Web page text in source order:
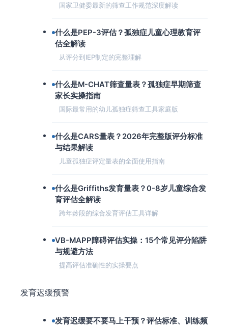
国家卫健委最新的筛查工作规范深度解读
什么是PEP-3评估？孤独症儿童心理教育评
估全解读
从评分到IEP制定的完整理解
什么是M-CHAT筛查量表？孤独症早期筛查
家长实操指南
国际最常用的幼儿孤独症筛查工具家庭版
什么是CARS量表？2026年完整版评分标准
与结果解读
儿童孤独症评定量表的全面使用指南
什么是Griffiths发育量表？0-8岁儿童综合发
育评估全解读
跨年龄段的综合发育评估工具详解
VB-MAPP障碍评估实操：15个常见评分陷阱
与规避方法
提高评估准确性的实操要点
发育迟缓预警
发育迟缓要不要马上干预？评估标准、训练频